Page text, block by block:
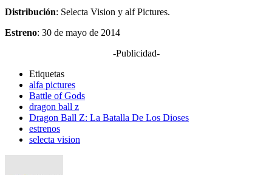
Distribución: Selecta Vision y alf Pictures.
Estreno: 30 de mayo de 2014
-Publicidad-
Etiquetas
alfa pictures
Battle of Gods
dragon ball z
Dragon Ball Z: La Batalla De Los Dioses
estrenos
selecta vision